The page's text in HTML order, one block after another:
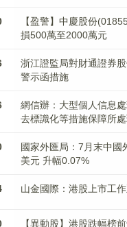
【盈警】中慶股份
損500萬至2000萬元
浙江證監局對財通證券
警示函措施
網信辦：大型個人信息處
去標識化等措施保障所
國家外匯局：7月末中
美元 升幅0.07%
山金國際：港股上市工
【異動股】港股跌幅榜